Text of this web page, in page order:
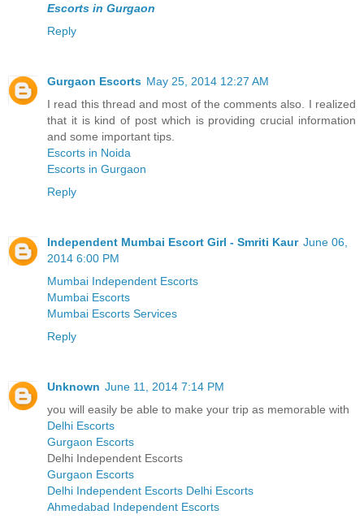
Escorts in Gurgaon
Reply
Gurgaon Escorts May 25, 2014 12:27 AM
I read this thread and most of the comments also. I realized
that it is kind of post which is providing crucial information
and some important tips.
Escorts in Noida
Escorts in Gurgaon
Reply
Independent Mumbai Escort Girl - Smriti Kaur June 06,
2014 6:00 PM
Mumbai Independent Escorts
Mumbai Escorts
Mumbai Escorts Services
Reply
Unknown June 11, 2014 7:14 PM
you will easily be able to make your trip as memorable with
Delhi Escorts
Gurgaon Escorts
Delhi Independent Escorts
Gurgaon Escorts
Delhi Independent Escorts Delhi Escorts
Ahmedabad Independent Escorts